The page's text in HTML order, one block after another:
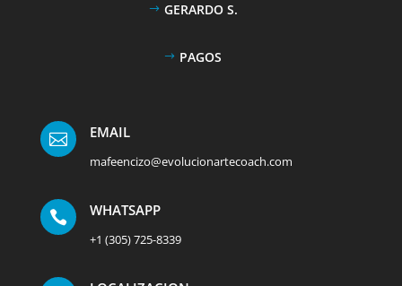
GERARDO S.
PAGOS
 EMAIL
mafeencizo@evolucionartecoach.com
 WHATSAPP
+1 (305) 725-8339